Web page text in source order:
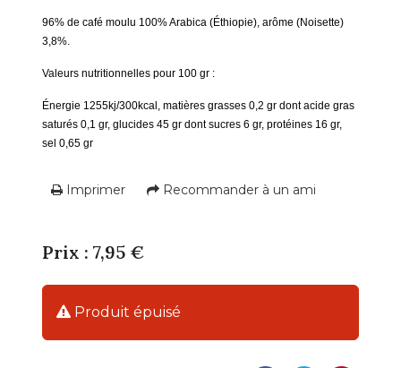
96% de café moulu 100% Arabica (Éthiopie), arôme (Noisette)
3,8%.
Valeurs nutritionnelles pour 100 gr :
Énergie 1255kj/300kcal, matières grasses 0,2 gr dont acide gras
saturés 0,1 gr, glucides 45 gr dont sucres 6 gr, protéines 16 gr,
sel 0,65 gr
Imprimer Recommander à un ami
Prix : 7,95 €
Produit épuisé